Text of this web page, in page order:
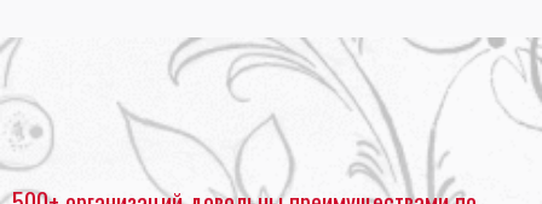
Главная Сканирование документов
Сканирование картин